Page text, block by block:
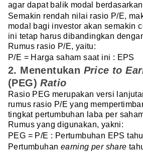
agar dapat balik modal
Semakin rendah nilai rasio P/E,
modal bagi investor akan semakin
ini tetap harus dibandingkan
Rumus rasio P/E, yaitu:
P/E = Harga saham saat ini : EPS
2. Menentukan Price to
(PEG)Ratio
Rasio PEG merupakan versi
rumus rasio P/E yang
tingkat pertumbuhan laba per
Rumus yang digunakan, yakni:
PEG = P/E : Pertumbuhan EPS
Pertumbuhan earning per share